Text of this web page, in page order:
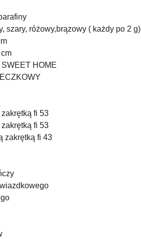
szary, różowy,brązowy ( każdy po 2 g)
HOME
zakrętką fi 53
zakrętką fi 53
zakrętką fi 43